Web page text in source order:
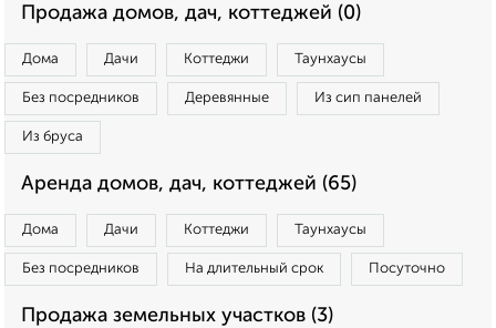
Продажа домов, дач, коттеджей (0)
Дома Дачи Коттеджи Таунхаусы
Без посредников Деревянные Из сип панелей
Из бруса
Аренда домов, дач, коттеджей (65)
Дома Дачи Коттеджи Таунхаусы
Без посредников На длительный срок Посуточно
Продажа земельных участков (3)